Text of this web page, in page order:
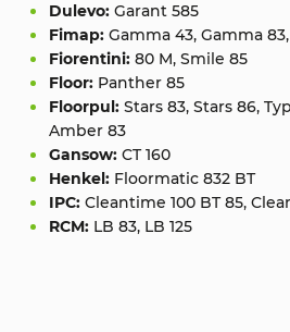
Dulevo: Garant 585
Fimap: Gamma 43, Gamma
Fiorentini: 80 M, Smile 85
Floor: Panther 85
Floorpul: Stars 83, Stars 86,
Amber 83
Gansow: CT 160
Henkel: Floormatic 832 BT
IPC: Cleantime 100 BT 85,
RCM: LB 83, LB 125